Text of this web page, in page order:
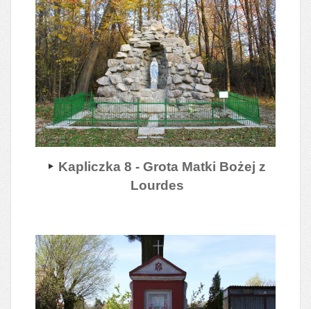
Kapliczka 8 - Grota Matki Bożej z
Lourdes